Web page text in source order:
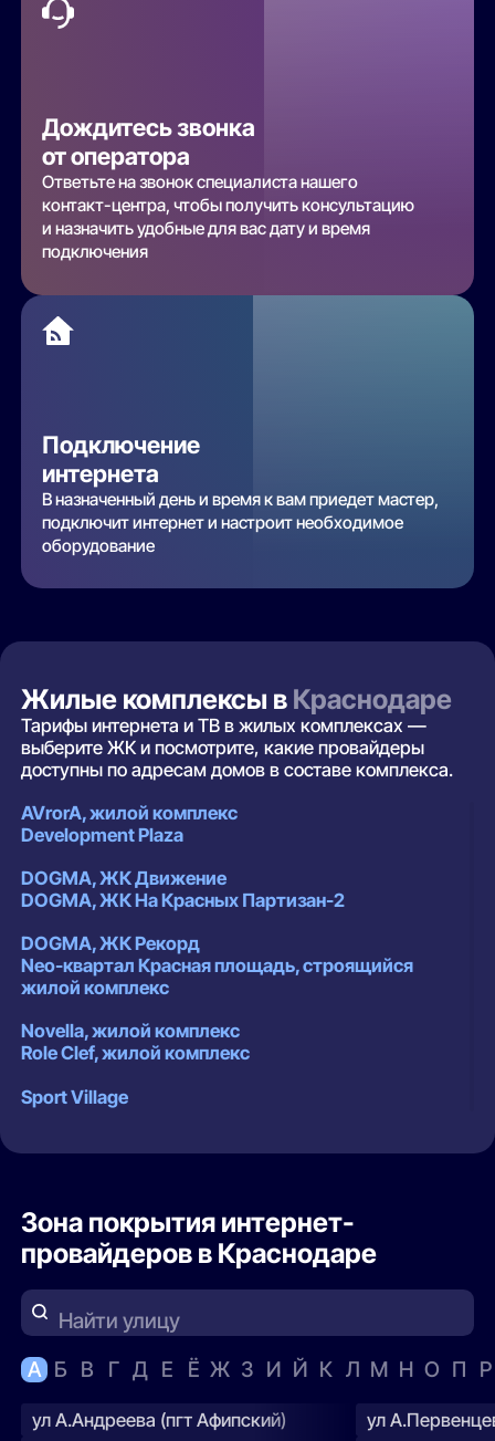
Дождитесь звонка
от оператора
Ответьте на звонок специалиста нашего
контакт-центра, чтобы получить консультацию
и назначить удобные для вас дату и время
подключения
Подключение
интернета
В назначенный день и время к вам приедет мастер,
подключит интернет и настроит необходимое
оборудование
Жилые комплексы в Краснодаре
Тарифы интернета и ТВ в жилых комплексах —
выберите ЖК и посмотрите, какие провайдеры
доступны по адресам домов в составе комплекса.
AVrorA, жилой комплекс
Development Plaza
DOGMA, ЖК Движение
DOGMA, ЖК На Красных Партизан-2
DOGMA, ЖК Рекорд
Neo-квартал Красная площадь, строящийся
жилой комплекс
Novella, жилой комплекс
Role Clef, жилой комплекс
Sport Village
Альфа, строящиеся объекты
АльфаСтройИнвест, жилой комплекс Арбатский
АльфаСтройИнвест, жилой комплекс Россинский
Парк
Архитектор, жилой квартал
Бауинвест, жилой комплекс
Зона покрытия интернет-
провайдеров в Краснодаре
Найти улицу
А Б В Г Д Е Ё Ж З И Й К Л М Н О П Р
ул А.Андреева (пгт Афипский)
ул